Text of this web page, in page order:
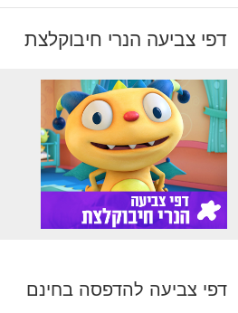
דפי צביעה הנרי חיבוקלצת
דפי צביעה להדפסה בחינם